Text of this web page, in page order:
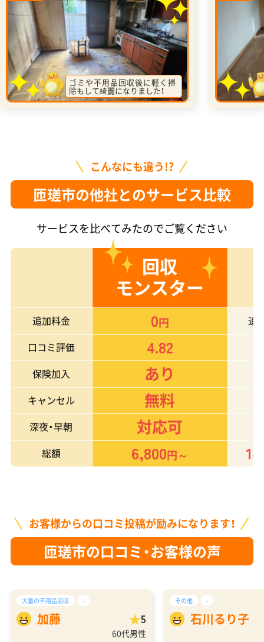
ゴミや不用品回収後に軽く掃
除もして綺麗になりました！
こんなにも違う!?
匝瑳市の他社とのサービス比較
サービスを比べてみたのでご覧ください
回収
モンスター
追加料金 0円
追
口コミ評価
4.82
保険加入 あり
キャンセル 無料
深夜・早朝 対応可
総額
6,800円～
お客様からの口コミ投稿が励みになります！
匝瑳市の口コミ・お客様の声
大量の不用品回収 -
加藤 5
60代男性
その他 -
石川るり子